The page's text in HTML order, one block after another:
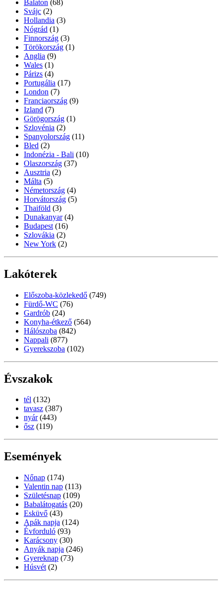
Balaton (68)
Svájc (2)
Hollandia (3)
Nógrád (1)
Finnország (3)
Törökország (1)
Anglia (9)
Wales (1)
Párizs (4)
Portugália (17)
London (7)
Franciaország (9)
Izland (7)
Görögország (1)
Szlovénia (2)
Spanyolország (11)
Bled (2)
Indonézia - Bali (10)
Olaszország (37)
Ausztria (2)
Málta (5)
Németország (4)
Horvátország (5)
Thaiföld (3)
Dunakanyar (4)
Budapest (16)
Szlovákia (2)
New York (2)
Lakóterek
Előszoba-közlekedő (749)
Fürdő-WC (76)
Gardrób (24)
Konyha-étkező (564)
Hálószoba (842)
Nappali (877)
Gyerekszoba (102)
Évszakok
tél (132)
tavasz (387)
nyár (443)
ősz (119)
Események
Nőnap (174)
Valentin nap (113)
Születésnap (109)
Babalátogatás (20)
Esküvő (43)
Apák napja (124)
Évforduló (93)
Karácsony (30)
Anyák napja (246)
Gyereknap (73)
Húsvét (2)